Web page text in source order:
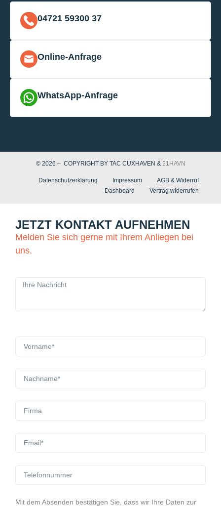
04721 59300 37
Online-Anfrage
WhatsApp-Anfrage
© 2026 – COPYRIGHT BY TAC CUXHAVEN & 21HAVN
Datenschutzerklärung Impressum
AGB & Widerruf
Dashboard
Vertrag widerrufen
JETZT KONTAKT AUFNEHMEN
Melden Sie sich gerne mit Ihrem Anliegen bei
uns.
Mit dem Absenden bestätigen Sie, dass wir Ihre Daten zur